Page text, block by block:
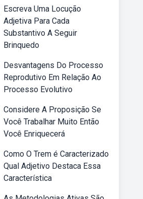
Escreva Uma Locução
Adjetiva Para Cada
Substantivo A Seguir
Brinquedo
Desvantagens Do Processo
Reprodutivo Em Relação Ao
Processo Evolutivo
Considere A Proposição Se
Você Trabalhar Muito Então
Você Enriquecerá
Como O Trem é Caracterizado
Qual Adjetivo Destaca Essa
Característica